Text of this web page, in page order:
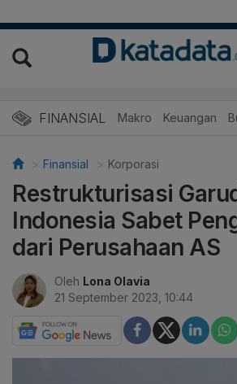
FINANSIAL Makro Keuangan
Finansial Korporasi
Restrukturisasi
Indonesia Sabet
dari Perusahaan AS
Oleh Lona Olavia
21 September 2023, 10:44